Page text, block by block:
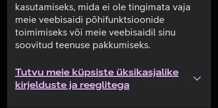
kasutamiseks, mida ei ole tingimata vaja
meie veebisaidi põhifunktsioonide
toimimiseks või meie veebisaidil sinu
soovitud teenuse pakkumiseks.
Tutvu meie küpsiste üksikasjalike
kirjelduste ja reeglitega
Tehniline viga